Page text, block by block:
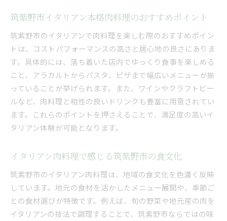
筑紫野市イタリアン本格肉料理のおすすめポイント
筑紫野市のイタリアンで肉料理を楽しむ際のおすすめポイン
トは、コストパフォーマンスの高さと居心地の良さにありま
す。具体的には、落ち着いた店内でゆっくり食事を楽しめる
こと、アラカルトからパスタ、ピザまで幅広いメニューが揃
っていることが挙げられます。また、ワインやクラフトビー
ルなど、肉料理と相性の良いドリンクも豊富に用意されてい
ます。これらのポイントを押さえることで、満足度の高いイ
タリアン体験が可能となります。
イタリアン肉料理で感じる筑紫野市の食文化
筑紫野市のイタリアン肉料理は、地域の食文化を色濃く反映
しています。地元の食材を活かしたメニュー展開や、季節ご
との食材選びが特徴です。例えば、旬の野菜や地元産の肉を
イタリアンの技法で調理することで、筑紫野市ならではの味